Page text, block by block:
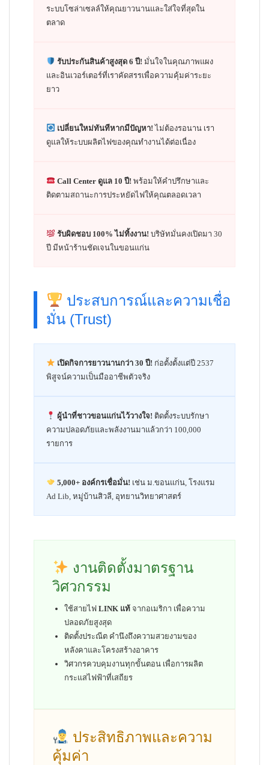
ระบบโซล่าเซลล์ให้คุณยาวนานและใส่ใจที่สุดใน
ตลาด
รับประกันสินค้าสูงสุด 6 ปี! มั่นใจในคุณภาพแผง
และอินเวอร์เตอร์ที่เราคัดสรรเพื่อความคุ้มค่าระยะ
ยาว
เปลี่ยนใหม่ทันทีหากมีปัญหา! ไม่ต้องรอนาน เรา
ดูแลให้ระบบผลิตไฟของคุณทำงานได้ต่อเนื่อง
Call Center ดูแล 10 ปี! พร้อมให้คำปรึกษาและ
ติดตามสถานะการประหยัดไฟให้คุณตลอดเวลา
รับผิดชอบ 100% ไม่ทิ้งงาน! บริษัทมั่นคงเปิดมา 30
ปี มีหน้าร้านชัดเจนในขอนแก่น
ประสบการณ์และความเชื่อ
มั่น (Trust)
เปิดกิจการยาวนานกว่า 30 ปี! ก่อตั้งตั้งแต่ปี 2537
พิสูจน์ความเป็นมืออาชีพตัวจริง
ผู้นำที่ชาวขอนแก่นไว้วางใจ! ติดตั้งระบบรักษา
ความปลอดภัยและพลังงานมาแล้วกว่า 100,000
รายการ
5,000+ องค์กรเชื่อมั่น! เช่น ม.ขอนแก่น, โรงแรม
Ad Lib, หมู่บ้านสิวลี, อุทยานวิทยาศาสตร์
งานติดตั้งมาตรฐาน
วิศวกรรม
ใช้สายไฟ LINK แท้ จากอเมริกา เพื่อความ
ปลอดภัยสูงสุด
ติดตั้งประณีต คำนึงถึงความสวยงามของ
หลังคาและโครงสร้างอาคาร
วิศวกรควบคุมงานทุกขั้นตอน เพื่อการผลิต
กระแสไฟฟ้าที่เสถียร
ประสิทธิภาพและความ
คุ้มค่า